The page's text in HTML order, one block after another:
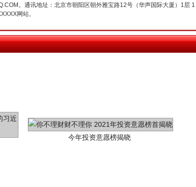
。通讯地址：北京市朝阳区朝外雅宝路12号（华声国际大厦）1层
网站。